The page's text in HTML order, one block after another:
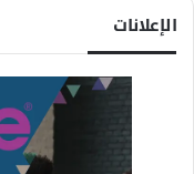
الإعلانات